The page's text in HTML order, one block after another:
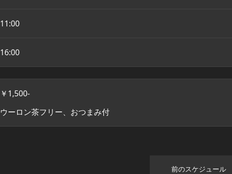
11:00
16:00
￥1,500-
ウーロン茶フリー、おつまみ付
前のスケジュール